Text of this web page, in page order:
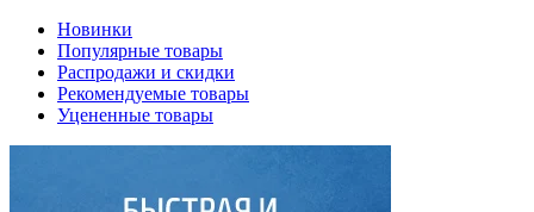
Новинки
Популярные товары
Распродажи и скидки
Рекомендуемые товары
Уцененные товары